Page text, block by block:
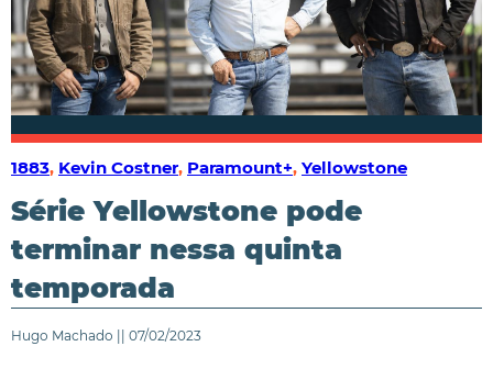
1883, Kevin Costner, Paramount+, Yellowstone
Série Yellowstone pode
terminar nessa quinta
temporada
Hugo Machado || 07/02/2023